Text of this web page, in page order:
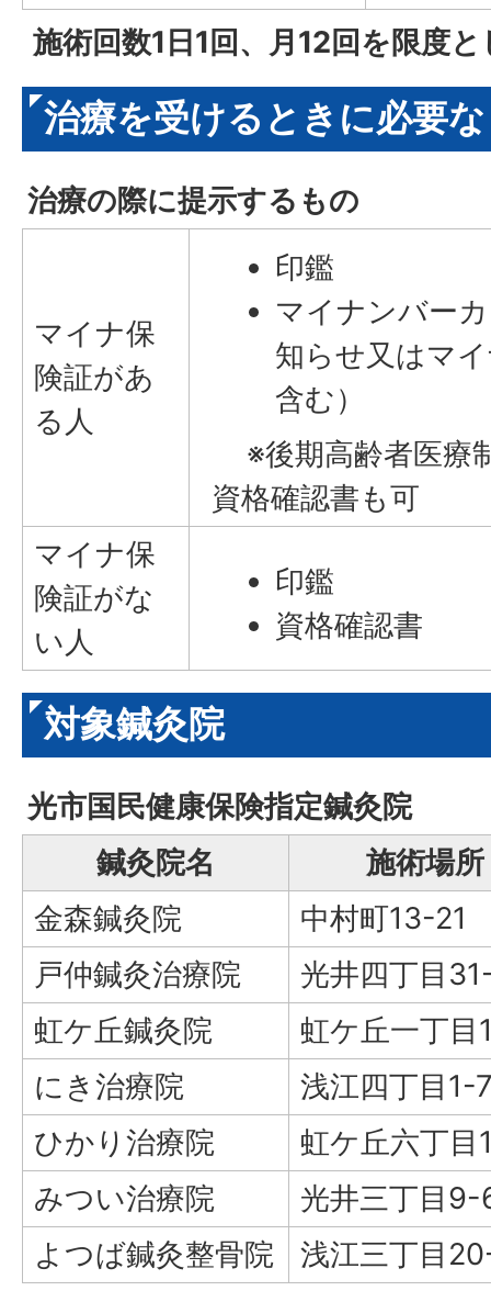
施術回数1日1回、月12回を限度
治療を受けるときに必要
治療の際に提示するもの
マイナ保
険証があ
る人
印鑑
マイナンバー
知らせ又はマ
含む）
※後期高齢者医療
資格確認書も可
マイナ保
険証がな
い人
印鑑
資格確認書
対象鍼灸院
光市国民健康保険指定鍼灸院
鍼灸院名
施術場所
金森鍼灸院
中村町13-21
戸仲鍼灸治療院
光井四丁目
虹ケ丘鍼灸院
虹ケ丘一丁目
にき治療院
浅江四丁目1-
ひかり治療院
虹ケ丘六丁
みつい治療院
光井三丁目9-
よつば鍼灸整骨院
浅江三丁目